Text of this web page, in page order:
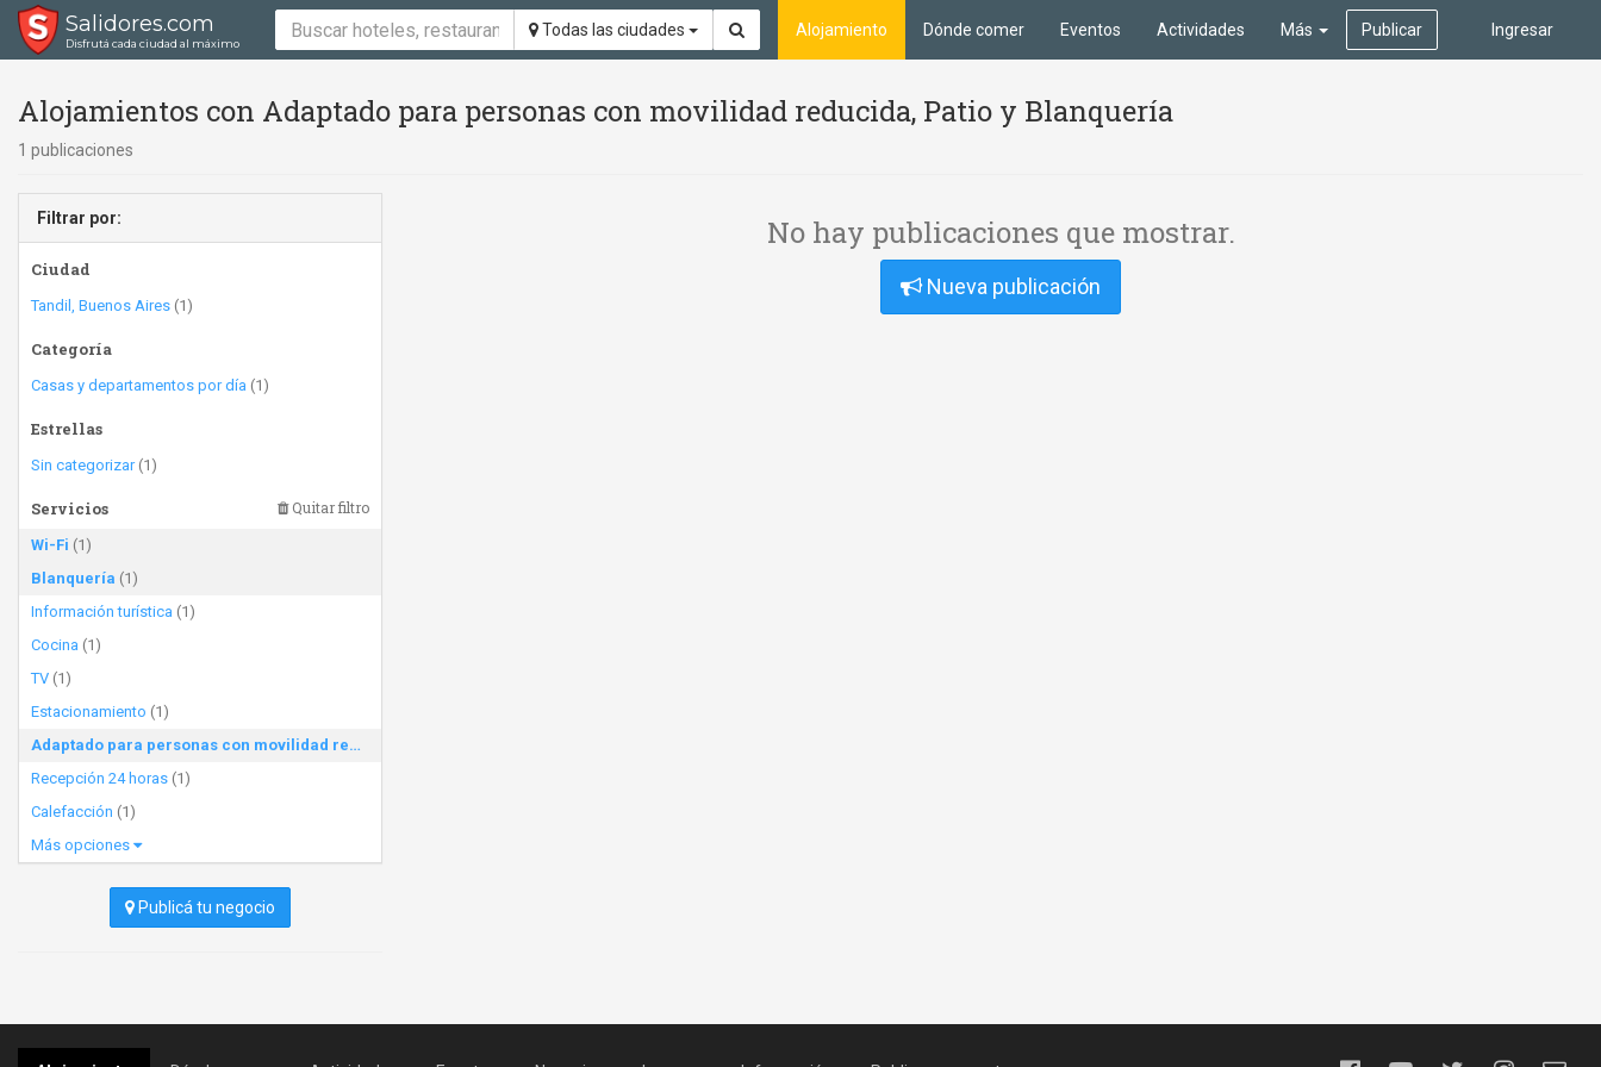
Salidores.com
Disfrutá cada ciudad al máximo
Todas las ciudades Ingresar
Alojamiento Dónde comer Eventos Actividades Más Publicar
Alojamientos con Adaptado para personas con movilidad reducida, Patio y Blanquería
1 publicaciones
Filtrar por:
Ciudad
Tandil, Buenos Aires (1)
Categoría
Casas y departamentos por día (1)
Estrellas
Sin categorizar(1)
Servicios Quitar filtro
Wi-Fi (1)
Blanquería (1)
Información turística (1)
Cocina (1)
TV (1)
Estacionamiento (1)
Adaptado para personas con movilidad reducida
Recepción 24 horas (1)
Calefacción (1)
Más opciones
Publicá tu negocio
No hay publicaciones que mostrar.
Nueva publicación